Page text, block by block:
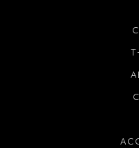
nuestras oficinas y te
no realizarse el pago
30 días siguientes, la
Envianos un mail a
de pedido y el